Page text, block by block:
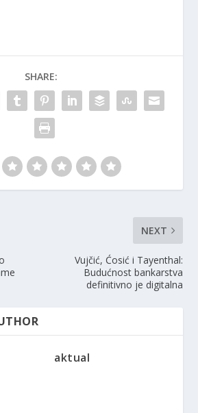
SHARE:
NEXT
Vujčić, Ćosić i Tayenthal:
Budućnost bankarstva
definitivno je digitalna
aktual